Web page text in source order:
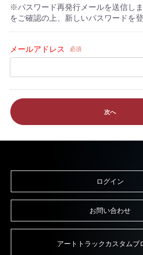
※パスワード再発行メールを送信し
をご確認の上、新しいパスワードを
メールアドレス 必須
次へ
ログイン
お問い合わせ
アートトラックカスタムブ